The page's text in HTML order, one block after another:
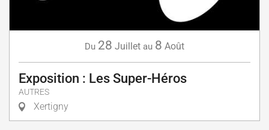
Du 28 Juillet au 8 Août
Exposition : Les Super-Héros
AUTRES
Xertigny